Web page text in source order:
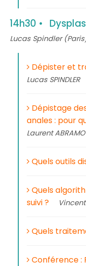
14h30
Lucas Spindler
Dépister et
Lucas SPINDLER
Dépistage
anales : pour
Laurent
Quels outils
Quels
suivi ?
Vincent
Quels
Conférence :